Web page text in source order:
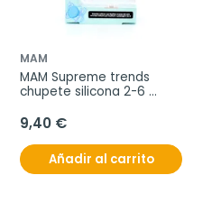
MAM
MAM Supreme trends
chupete silicona 2-6
9,40 €
Añadir al carrito